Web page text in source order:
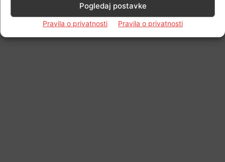
Pogledaj postavke
Pravila o privatnosti Pravila o privatnosti